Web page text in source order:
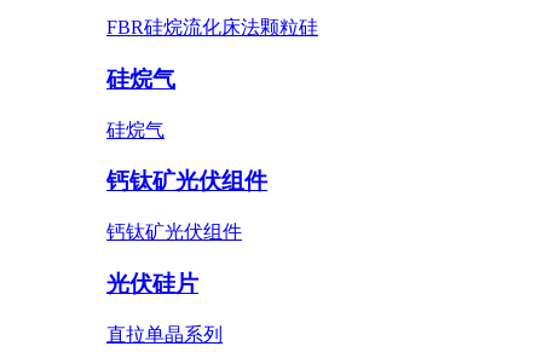
FBR硅烷流化床法颗粒硅
硅烷气
硅烷气
钙钛矿光伏组件
钙钛矿光伏组件
光伏硅片
直拉单晶系列